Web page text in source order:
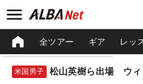
全ツアー ギア レッ
米国男子